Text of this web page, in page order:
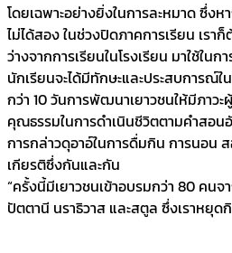
โดยเฉพาะอย่างยิ่งในการละหมาด ซึ่ง
ไม่ได้สอง ในช่วงปิดภาคการเรียน เราก็
ว่างจากการเรียนในโรงเรียน มาใช้ใน
นักเรียนจะได้มีทักษะและประสบการณ์
กว่า 10 วันการพัฒนาเยาวชนให้มีภาว
คุณธรรมในการดำเนินชีวิตตามคำสอน
การกล่าวดุอาอ์ในการดื่มกิน การนอน
เกียรติซึ่งกันและกัน
“ครั้งนี้มีเยาวชนเข้าอบรมกว่า 80 คน
ปัตตานี นราธิวาส และสตูล ซึ่งเราหยุด